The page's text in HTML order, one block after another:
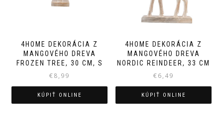
4HOME DEKORÁCIA Z
MANGOVÉHO DREVA
FROZEN TREE, 30 CM, S
€8,99
KÚPIŤ ONLINE
4HOME DEKORÁCIA Z
MANGOVÉHO DREVA
NORDIC REINDEER, 33 CM
€6,49
KÚPIŤ ONLINE